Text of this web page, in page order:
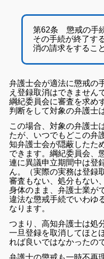
第62条 懲戒の手
その手続が終了す
消の請求をするこ
弁護士会が適法に懲戒の
え登録取消はできません
綱紀委員会に審査を求め
判断をして対象の弁護士
この場合、対象の弁護士
たが、いつでもどこの弁
知弁護士会が隠蔽したた
できます。綱紀委員会、
連に異議申立期間中は登
ん。（実際の実務は登録
審査もない、処分もない
身体のまま、弁護士業が
違法な懲戒手続でいわゆ
なります。
つまり、高知弁護士は処
一旦登録を取消してほと
れば良いではなかったの